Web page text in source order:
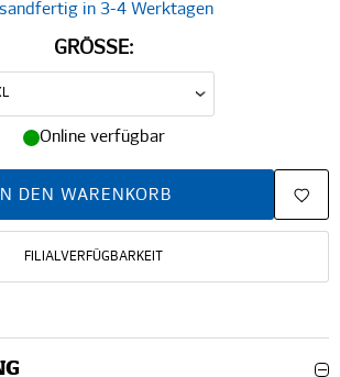
in 3-4 Werktagen
GRÖSSE:
Online verfügbar
IN DEN WARENKORB
FILIALVERFÜGBARKEIT